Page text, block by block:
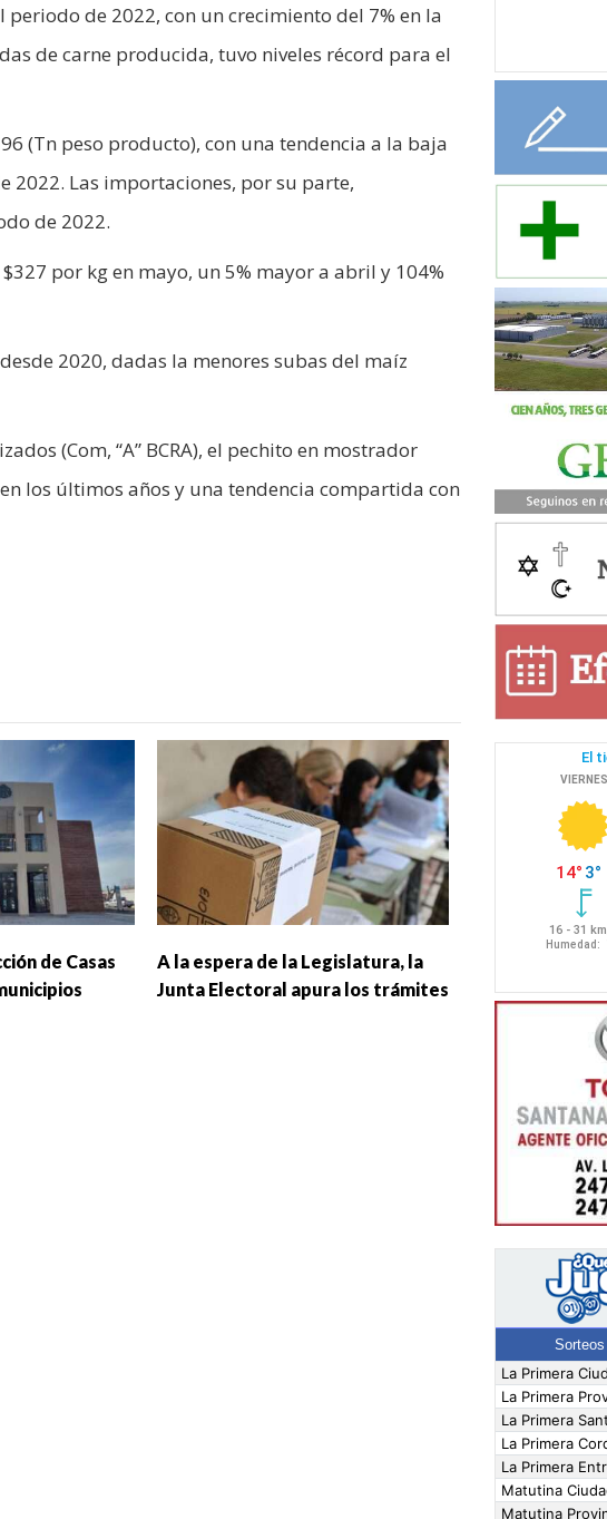
de 2022, con un crecimiento del 7% en la
de carne producida, tuvo niveles récord para el
(Tn peso producto), con una tendencia a la baja
2022. Las importaciones, por su parte,
de 2022.
por kg en mayo, un 5% mayor a abril y 104%
2020, dadas la menores subas del maíz
(Com, “A” BCRA), el pechito en mostrador
los últimos años y una tendencia compartida con
de Casas
A la espera de la Legislatura, la
Junta Electoral apura los trámites